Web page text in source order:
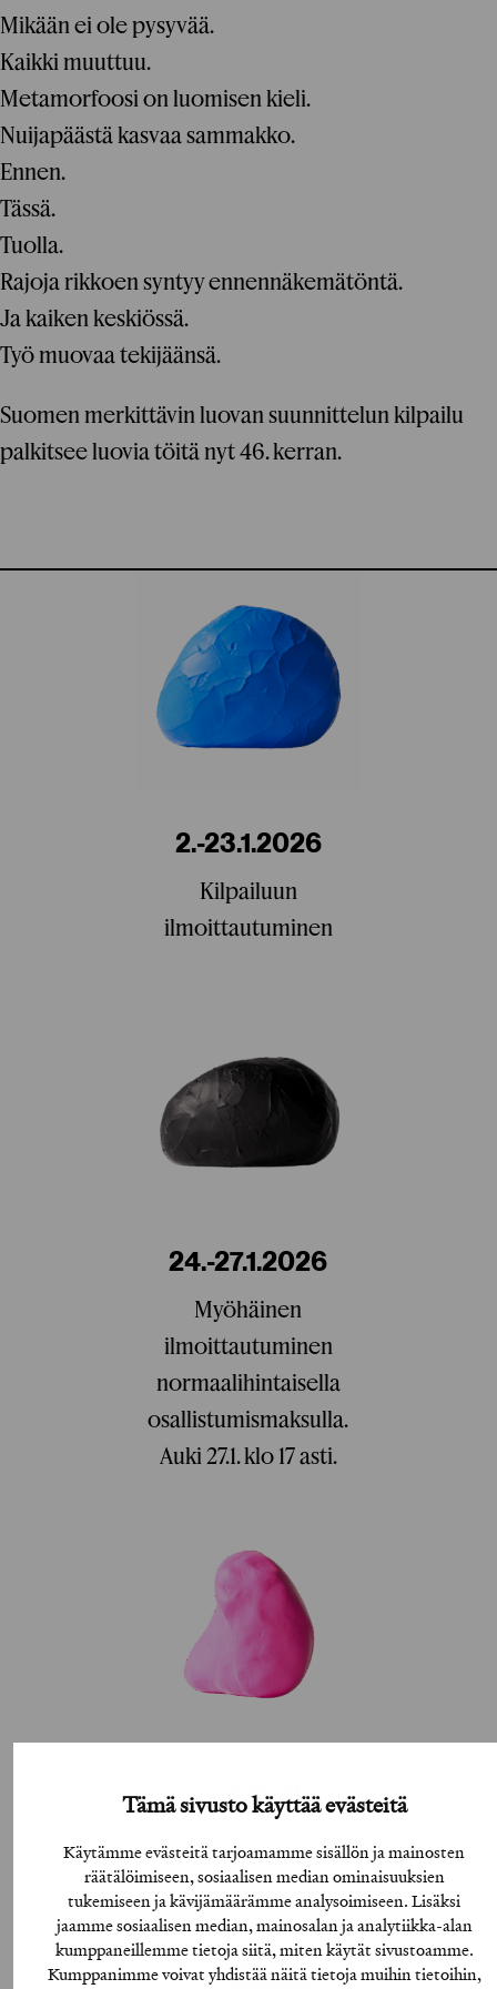
Tämä sivusto käyttää evästeitä
Käytämme evästeitä tarjoamamme sisällön ja mainosten
räätälöimiseen, sosiaalisen median ominaisuuksien
tukemiseen ja kävijämäärämme analysoimiseen. Lisäksi
jaamme sosiaalisen median, mainosalan ja analytiikka-alan
kumppaneillemme tietoja siitä, miten käytät sivustoamme.
Kumppanimme voivat yhdistää näitä tietoja muihin tietoihin,
Mikään ei ole pysyvää.
Kaikki muuttuu.
Metamorfoosi on luomisen kieli.
Nuijapäästä kasvaa sammakko.
Ennen.
Tässä.
Tuolla.
Rajoja rikkoen syntyy ennennäkemätöntä.
Ja kaiken keskiössä.
Työ muovaa tekijäänsä.
Suomen merkittävin luovan suunnittelun kilpailu
palkitsee luovia töitä nyt 46. kerran.
2.-23.1.2026
Kilpailuun
ilmoittautuminen
24.-27.1.2026
Myöhäinen
ilmoittautuminen
normaalihintaisella
osallistumismaksulla.
Auki 27.1. klo 17 asti.
25.2.2026